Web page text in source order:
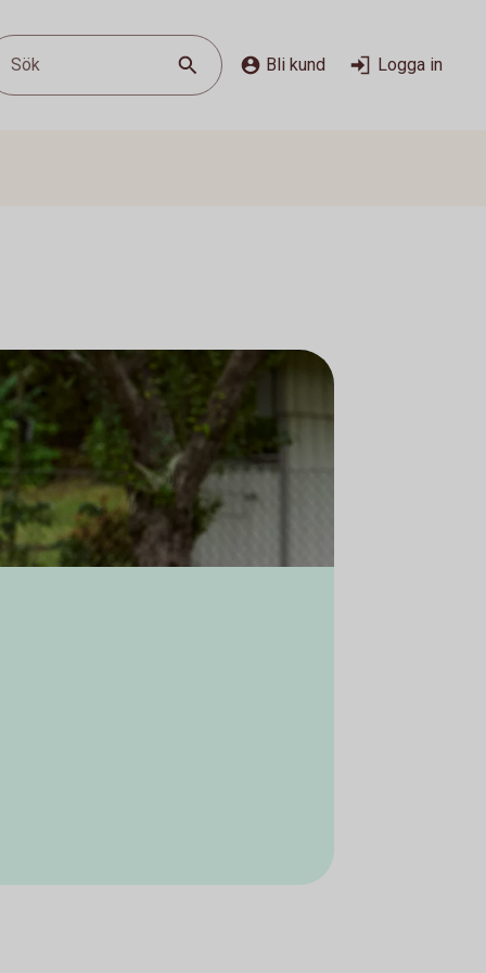
Sök Bli kund Logga in